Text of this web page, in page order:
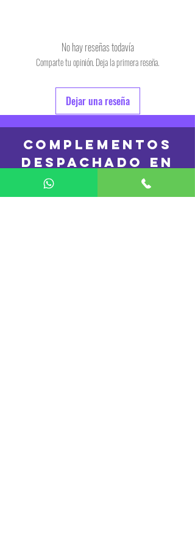
Forro: PoliésterNo hay reseñas todavía
Comparte tu opinión. Deja la primera reseña.
Dejar una reseña
COMPLEMENTOS
DESPACHADO en